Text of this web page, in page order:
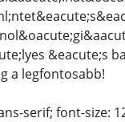
&eacute;s
a legfontosabb!
serif; font-size: